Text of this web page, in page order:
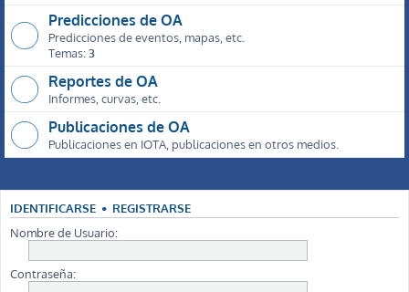
Predicciones de OA
Predicciones de eventos, mapas, etc.
Temas:3
Reportes de OA
Informes, curvas, etc.
Publicaciones de OA
Publicaciones en IOTA, publicaciones en otros medios.
IDENTIFICARSE • REGISTRARSE
Nombre de Usuario:
Contraseña: